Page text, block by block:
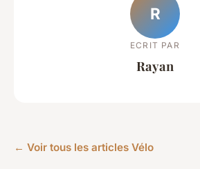
R
ECRIT PAR
Rayan
← Voir tous les articles Vélo